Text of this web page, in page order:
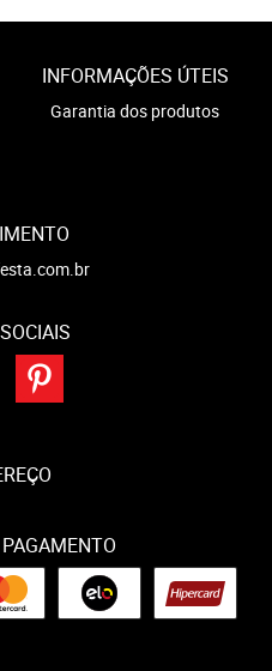
INFORMAÇÕES ÚTEIS
Garantia dos produtos